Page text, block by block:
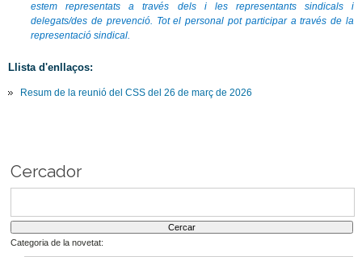
estem representats a través dels i les representants sindicals i
delegats/des de prevenció. Tot el personal pot participar a través de la
representació sindical.
Llista d'enllaços:
Resum de la reunió del CSS del 26 de març de 2026
Cercador
Categoria de la novetat: